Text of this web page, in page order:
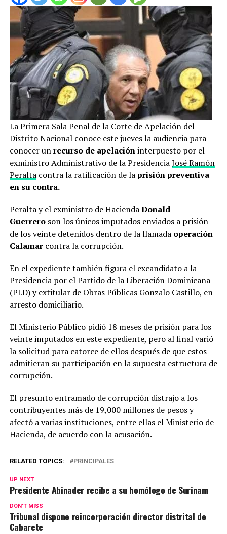
La Primera Sala Penal de la Corte de Apelación del
Distrito Nacional conoce este jueves la audiencia para
conocer unrecurso de apelacióninterpuesto por el
exministro Administrativo de la PresidenciaJosé Ramón
Peraltacontra la ratificación de laprisión preventiva
en su contra.
Peralta y el exministro de HaciendaDonald
Guerreroson los únicos imputados enviados a prisión
de los veinte detenidos dentro de la llamada operación
Calamarcontra la corrupción.
En el expediente también figura el excandidato a la
Presidencia por el Partido de la Liberación Dominicana
(PLD) y extitular de Obras Públicas Gonzalo Castillo, en
arresto domiciliario.
El Ministerio Público pidió 18 meses de prisión para los
veinte imputados en este expediente, pero al final varió
la solicitud para catorce de ellos después de que estos
admitieran su participación en la supuesta estructura de
corrupción.
El presunto entramado de corrupción distrajo a los
contribuyentes más de 19,000 millones de pesos y
afectó a varias instituciones, entre ellas el Ministerio de
Hacienda, de acuerdo con la acusación.
RELATED TOPICS: PRINCIPALES
UP NEXT
Presidente Abinader recibe a su homólogo de Surinam
DON'T MISS
Tribunal dispone reincorporación director distrital de
Cabarete